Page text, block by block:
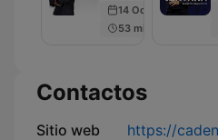
14 Oct 2022
53 min
Contactos
Sitio web
https://